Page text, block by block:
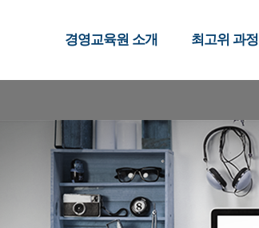
경영교육원 소개 최고위 과정